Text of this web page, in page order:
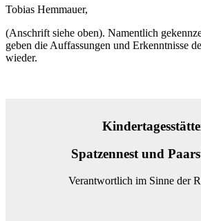
Tobias Hemmauer,
(Anschrift siehe oben). Namentlich
geben die Auffassungen und Erkenntnisse
wieder.
Spatzennest und
Verantwortlich im Sinne der